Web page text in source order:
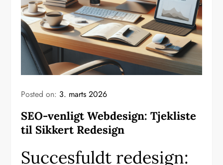
Posted on: 3. marts 2026
SEO-venligt Webdesign: Tjekliste
til Sikkert Redesign
Succesfuldt redesign: